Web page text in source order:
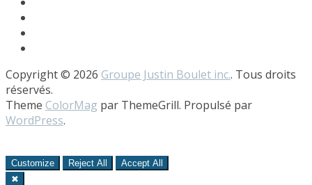
Copyright © 2026 Groupe Justin Boulet inc.. Tous droits
réservés.
Theme ColorMag par ThemeGrill. Propulsé par
WordPress.
Customize Reject All
Accept All
✖